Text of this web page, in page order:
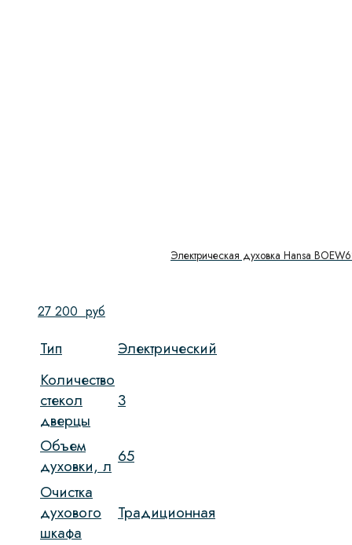
Электрическая духовка Hansa
27 200 руб
Тип
Электрический
Количество
стекол
дверцы
3
Объем
духовки, л 65
Очистка
духового
шкафа
Традиционная